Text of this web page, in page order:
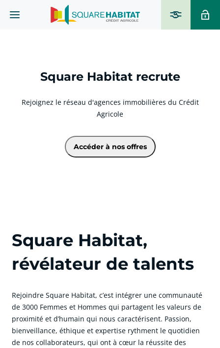
Square Habitat recrute
Rejoignez le réseau d'agences immobilières du Crédit
Agricole
Accéder à nos offres
Square Habitat,
révélateur de talents
Rejoindre Square Habitat, c’est intégrer une communauté
de 3000 Femmes et Hommes qui partagent les valeurs de
proximité et d’humain qui nous caractérisent. Passion,
bienveillance, éthique et expertise rythment le quotidien
de nos collaborateurs, qui ont à cœur la réussite des